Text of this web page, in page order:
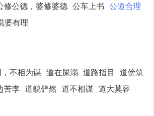
修公德，婆修婆德 公车上书 公道合理
婆有理
不相为谋 道在屎溺 道路指目
道傍筑
苦李 道貌俨然 道不相谋 道大莫容